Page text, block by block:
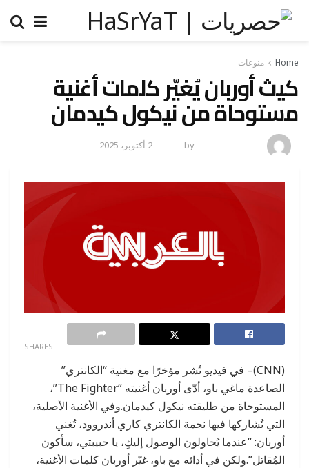
Home منوعات
كيث أوربان يُغيّر كلمات أغنية
مستوحاة من نيكول كيدمان
by 2 أكتوبر، 2025
SHARES
(CNN)– في فيديو نُشر مؤخرًا مع مغنية “الكانتري”
الصاعدة ماغي باو، أدّى أوربان أغنيته “The Fighter”،
المستوحاة من طليقته نيكول كيدمان.وفي الأغنية الأصلية،
التي تُشاركها فيها نجمة الكانتري كاري أندروود، تُغني
أوربان: “عندما يُحاولون الوصول إليكِ، يا حبيبتي، سأكون
المُقاتل”.ولكن في أدائه مع باو، غيّر أوربان كلمات الأغنية،